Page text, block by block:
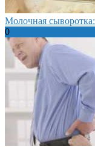
Молочная сыворотка:
0